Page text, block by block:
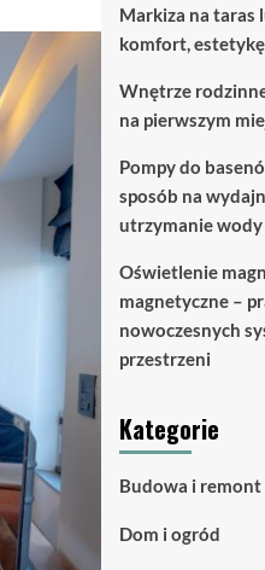
Markiza na taras
komfort,
Wnętrze
na pierwszym
Pompy do
sposób na
utrzymanie wody
Oświetlenie
magnetyczne –
nowoczesnych
przestrzeni
Kategorie
Budowa i remont
Dom i ogród